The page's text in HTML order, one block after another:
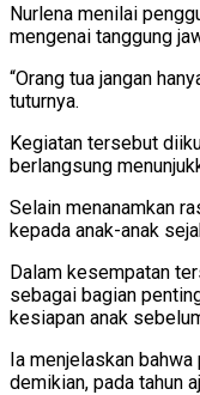
Nurlena menilai
mengenai tanggung
“Orang tua jangan
tuturnya.
Kegiatan tersebut
berlangsung
Selain menanamkan
kepada anak-anak
Dalam kesempatan
sebagai bagian
kesiapan anak
Ia menjelaskan
demikian, pada tahun